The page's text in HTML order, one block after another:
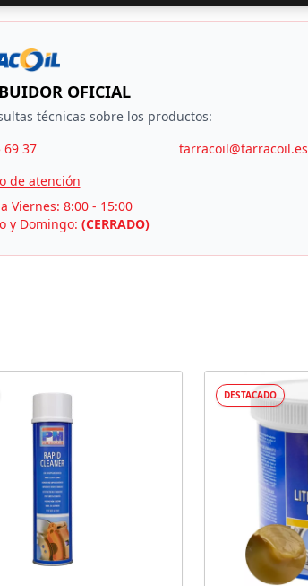
OFICIAL
técnicas sobre los productos:
69 37
tarracoil@tarracoil.es
de atención
Viernes: 8:00 - 15:00
y Domingo: (CERRADO)
DESTACADO